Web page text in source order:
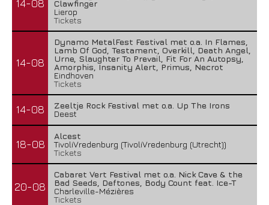
14-08
Clawfinger
Lierop
Tickets
14-08
Dynamo MetalFest Festival met o.a. In Flames,
Lamb Of God, Testament, Overkill, Death Angel,
Urne, Slaughter To Prevail, Fit For An Autopsy,
Amorphis, Insanity Alert, Primus, Necrot
Eindhoven
Tickets
14-08
Zeeltje Rock Festival met o.a. Up The Irons
Deest
18-08
Alcest
TivoliVredenburg (TivoliVredenburg (Utrecht))
Tickets
20-08
Cabaret Vert Festival met o.a. Nick Cave & the
Bad Seeds, Deftones, Body Count feat. Ice-T
Charleville-Mézières
Tickets